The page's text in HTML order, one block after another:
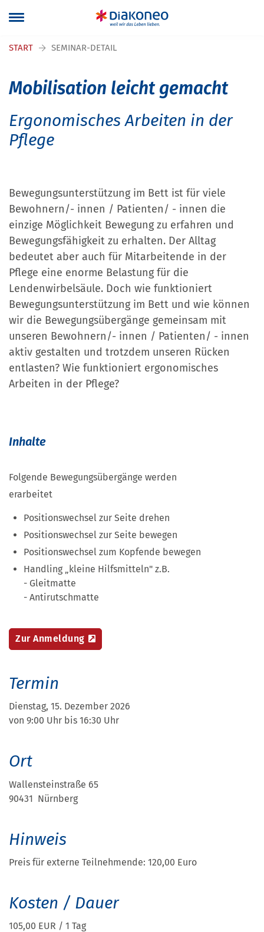
START SEMINAR-DETAIL
Mobilisation leicht gemacht
Ergonomisches Arbeiten in der
Pflege
Bewegungsunterstützung im Bett ist für viele
Bewohnern/- innen / Patienten/ - innen die
einzige Möglichkeit Bewegung zu erfahren und
Bewegungsfähigkeit zu erhalten. Der Alltag
bedeutet aber auch für Mitarbeitende in der
Pflege eine enorme Belastung für die
Lendenwirbelsäule. Doch wie funktioniert
Bewegungsunterstützung im Bett und wie können
wir die Bewegungsübergänge gemeinsam mit
unseren Bewohnern/- innen / Patienten/ - innen
aktiv gestalten und trotzdem unseren Rücken
entlasten? Wie funktioniert ergonomisches
Arbeiten in der Pflege?
Inhalte
Folgende Bewegungsübergänge werden
erarbeitet
Positionswechsel zur Seite drehen
Positionswechsel zur Seite bewegen
Positionswechsel zum Kopfende bewegen
Handling „kleine Hilfsmitteln" z.B.
- Gleitmatte
- Antirutschmatte
Zur Anmeldung
Termin
Dienstag, 15. Dezember 2026
von 9:00 Uhr bis 16:30 Uhr
Ort
Wallensteinstraße 65
90431 Nürnberg
Hinweis
Preis für externe Teilnehmende: 120,00 Euro
Kosten / Dauer
105,00 EUR / 1 Tag